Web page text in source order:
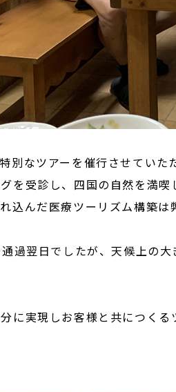
別なツアーを催行させていた
を受診し、四国の自然を満
込んだ医療ツーリズム構築
過翌日でしたが、天候上の
に実現しお客様と共につく